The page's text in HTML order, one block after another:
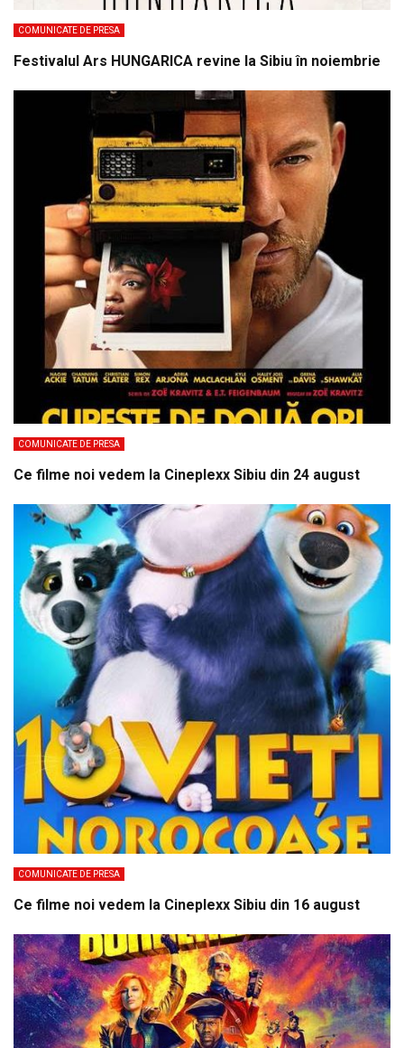
COMUNICATE DE PRESA
Festivalul Ars HUNGARICA revine la Sibiu în noiembrie
COMUNICATE DE PRESA
Ce filme noi vedem la Cineplexx Sibiu din 24 august
COMUNICATE DE PRESA
Ce filme noi vedem la Cineplexx Sibiu din 16 august